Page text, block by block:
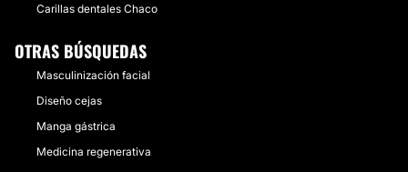
Carillas dentales Chaco
OTRAS BÚSQUEDAS
Masculinización facial
Diseño cejas
Manga gástrica
Medicina regenerativa